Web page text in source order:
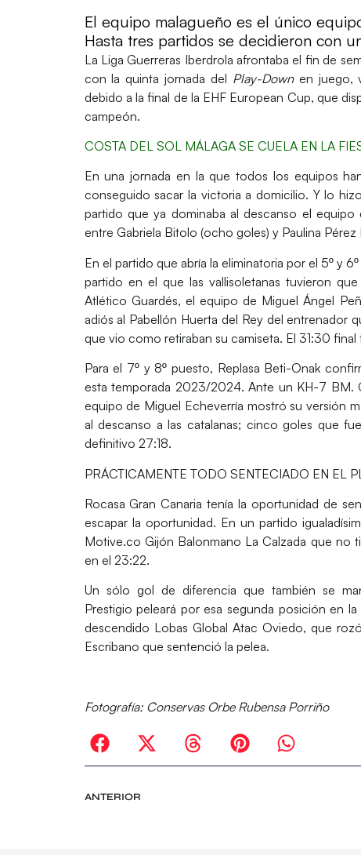
El equipo malagueño es el único
Hasta tres partidos se decidieron con
La Liga Guerreras Iberdrola afrontaba el fin de
con la quinta jornada del Play-Downen juego,
debido a la final de la EHF European Cup, que
campeón.
COSTA DEL SOL MÁLAGA SE CUELA EN LA
En una jornada en la que todos los equipos
conseguido sacar la victoria a domicilio. Y lo
partido que ya dominaba al descanso el equipo
entre Gabriela Bitolo (ocho goles) y Paulina
En el partido que abría la eliminatoria por el 5º y
partido en el que las vallisoletanas tuvieron
Atlético Guardés, el equipo de Miguel Ángel
adiós al Pabellón Huerta del Reydel entrenador
que vio como retiraban su camiseta. El 31:30
Para el 7º y 8º puesto, Replasa Beti-Onak
esta temporada 2023/2024. Ante un KH-7 BM.
equipo de Miguel Echeverría mostró su versión
al descanso a las catalanas; cinco goles que
definitivo 27:18.
PRÁCTICAMENTE TODO SENTECIADO EN EL
Rocasa Gran Canaria tenía la oportunidad de
escapar la oportunidad. En un partido
Motive.co Gijón Balonmano La Calzada que no
en el 23:22.
Un sólo gol de diferencia que también se
Prestigio peleará por esa segunda posición en
descendido Lobas Global Atac Oviedo, que
Escribano que sentenció la pelea.
Fotografía: Conservas Orbe Rubensa Porriño
ANTERIOR